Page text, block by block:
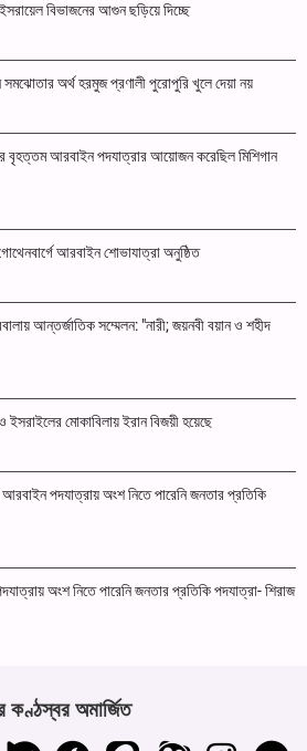
বিভাজনের আগুন ছড়িয়ে দিচ্ছে
সমঝোতার অর্থ হরমুজ প্রণালী পুরোপুরি খুলে দেয়া নয়
বৃহত্তম আরবাইন পদযাত্রার আয়োজন করেছিল মিশিগান
আরবাইন শোভাযাত্রা অনুষ্ঠিত
আন্তর্জাতিক সম্মেলন: "নারী; জয়নবী বয়ান ও শহীদ
ইসরাইলের মোকাবিলায় ইরান বিজয়ী হয়েছে
পদযাত্রায় অংশ নিতে পারেনি জনতার প্রতিকি
অংশ নিতে পারেনি জনতার প্রতিকি পদযাত্রা- শিরাজ
কণ্ঠস্বর অমার্জিত